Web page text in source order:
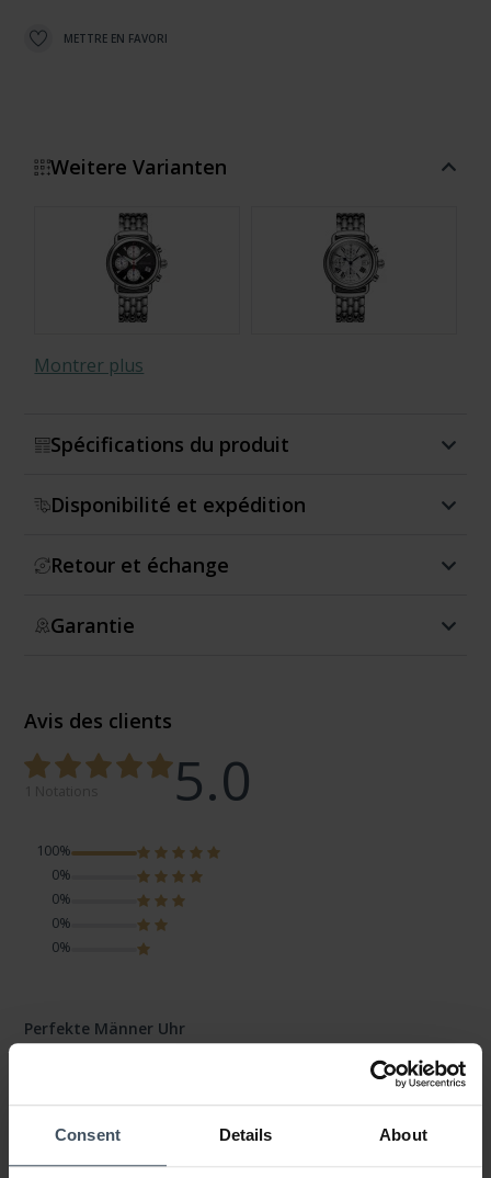
Consent Details About
METTRE EN FAVORI
Weitere Varianten
Montrer plus
Spécifications du produit
Disponibilité et expédition
Retour et échange
Garantie
Avis des clients
5.0
100%
0%
0%
0%
0%
Perfekte Männer Uhr
VALEUR-PRIX
QUALITÉ
Ich bin einfach begeistert!